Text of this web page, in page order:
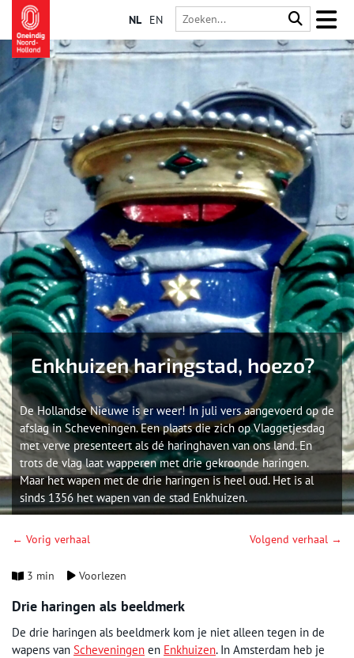
NL EN
Enkhuizen haringstad, hoezo?
De Hollandse Nieuwe is er weer! In juli vers aangevoerd op de
afslag in Scheveningen. Een plaats die zich op Vlaggetjesdag
met verve presenteert als dé haringhaven van ons land. En
trots de vlag laat wapperen met drie gekroonde haringen.
Maar het wapen met de drie haringen is heel oud. Het is al
sinds 1356 het wapen van de stad Enkhuizen.
← Vorig verhaal Volgend verhaal →
3 min Voorlezen
Drie haringen als beeldmerk
De drie haringen als beeldmerk kom je niet alleen tegen in de
wapens van Scheveningen en Enkhuizen. In Amsterdam heb je